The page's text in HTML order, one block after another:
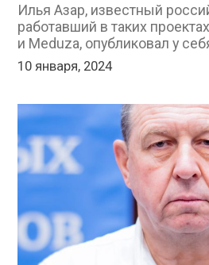
ДЕПУТАТЫ К СЪЕЗДУ
Илья Азар, известный
работавший в таких
и Meduza, опубликовал у
10 января, 2024